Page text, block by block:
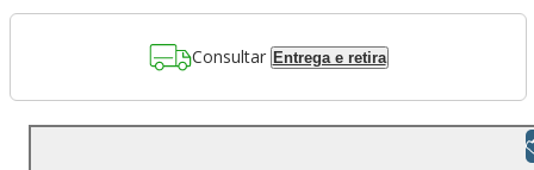
Consultar Entrega e retira